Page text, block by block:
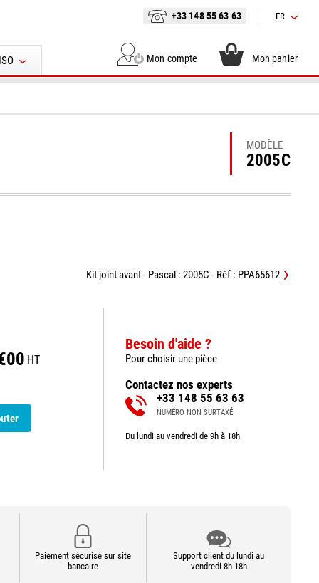
+33 148 55 63 63 FR
Mon compte Mon panier
MODÈLE
2005C
Kit joint avant - Pascal : 2005C - Réf : PPA65612
HT
Besoin d'aide ?
Pour choisir une pièce
Contactez nos experts
+33 148 55 63 63
NUMÉRO NON SURTAXÉ
Du lundi au vendredi de 9h à 18h
Paiement sécurisé sur site
bancaire
Support client du lundi au
vendredi 8h-18h